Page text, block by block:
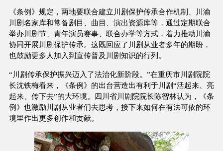
《条例》规定，两地要联合建立川剧保护传承合作机制、川渝
川剧名家库和常备剧目、曲目、演出资源库等，通过定期联合
举办川剧节、青年演员赛事、联合办学等方式，着力推动川渝
协同开展川剧保护传承。这既回应了川剧从业者多年的期盼，
也鼓励更多人加入到宣传普及川剧知识的行列。
“川剧传承保护振兴迈入了法治化新阶段。”在重庆市川剧院院
长沈铁梅看来，《条例》的出台营造出有利于川剧“活起来、亮
起来、传下去”的大环境。四川省川剧院院长陈智林认为，《条
例》也激励川剧从业者们去思考，接下来如何在有法可依的环
境里作出更多创作和贡献。